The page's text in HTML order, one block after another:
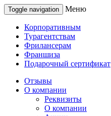
Toggle navigation Меню
Корпоративным
Турагентствам
Фрилансерам
Франшиза
Подарочный сертификат
Отзывы
О компании
Реквизиты
О компании